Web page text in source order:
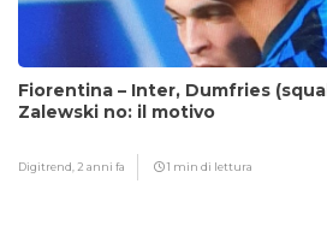
Fiorentina – Inter, Dumfries
Zalewski no: il motivo
Digitrend, 2 anni fa 1 min di lettura